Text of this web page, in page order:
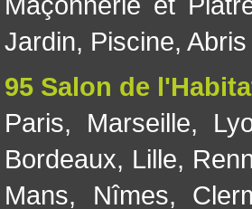
Jardin, Piscine,
95 Salon de
Paris, Marseille,
Bordeaux, Lille,
Mans, Nîmes,